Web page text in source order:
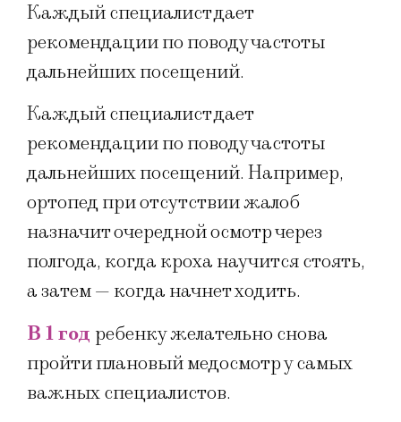
Каждый специалист дает
рекомендации по поводу частоты
дальнейших посещений.
Каждый специалист дает
рекомендации по поводу частоты
дальнейших посещений. Например,
ортопед при отсутствии жалоб
назначит очередной осмотр через
полгода, когда кроха научится стоять,
а затем — когда начнет ходить.
В 1 год ребенку желательно снова
пройти плановый медосмотр у самых
важных специалистов.